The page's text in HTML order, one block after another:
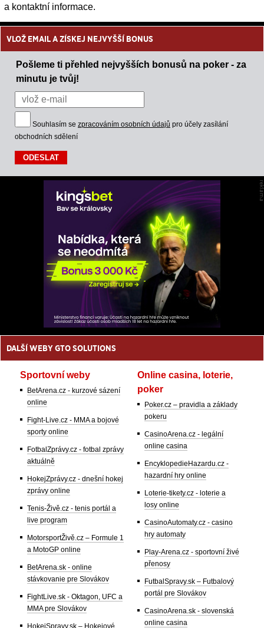
a kontaktní informace.
VLOŽ EMAIL A ZÍSKEJ NEJVYŠŠÍ BONUS
Pošleme ti přehled nejvyšších bonusů na poker - za
minutu je tvůj!
Souhlasím se zpracováním osobních údajů pro účely zasílání
obchodních sdělení
DALŠÍ WEBY GTO SOLUTIONS
Sportovní weby
BetArena.cz - kurzové sázení
online
Fight-Live.cz - MMA a bojové
sporty online
FotbalZprávy.cz - fotbal zprávy
aktuálně
HokejZprávy.cz - dnešní hokej
zprávy online
Tenis-Živě.cz - tenis portál a
live program
MotorsportŽivě.cz – Formule 1
a MotoGP online
BetArena.sk - online
stávkovanie pre Slovákov
FightLive.sk - Oktagon, UFC a
MMA pre Slovákov
HokejSpravy.sk – Hokejové
Online casina, loterie,
poker
Poker.cz – pravidla a základy
pokeru
CasinoArena.cz - legální
online casina
EncyklopedieHazardu.cz -
hazardní hry online
Loterie-tikety.cz - loterie a
losy online
CasinoAutomaty.cz - casino
hry automaty
Play-Arena.cz - sportovní živé
přenosy
FutbalSpravy.sk – Futbalový
portál pre Slovákov
CasinoArena.sk - slovenská
online casina